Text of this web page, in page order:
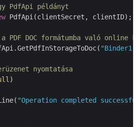
PdfApi példányt
PdfApi(clientSecret, clientID);
DOC formátumba való online
nyomtatása
)
"Operation completed